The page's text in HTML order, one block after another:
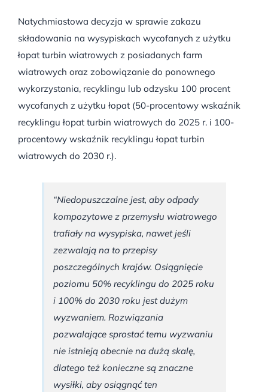
Natychmiastowa decyzja w sprawie zakazu
składowania na wysypiskach wycofanych z użytku
łopat turbin wiatrowych z posiadanych farm
wiatrowych oraz zobowiązanie do ponownego
wykorzystania, recyklingu lub odzysku 100 procent
wycofanych z użytku łopat (50-procentowy wskaźnik
recyklingu łopat turbin wiatrowych do 2025 r. i 100-
procentowy wskaźnik recyklingu łopat turbin
wiatrowych do 2030 r.).
“Niedopuszczalne jest, aby odpady
kompozytowe z przemysłu wiatrowego
trafiały na wysypiska, nawet jeśli
zezwalają na to przepisy
poszczególnych krajów. Osiągnięcie
poziomu 50% recyklingu do 2025 roku
i 100% do 2030 roku jest dużym
wyzwaniem. Rozwiązania
pozwalające sprostać temu wyzwaniu
nie istnieją obecnie na dużą skalę,
dlatego też konieczne są znaczne
wysiłki, aby osiągnąć ten